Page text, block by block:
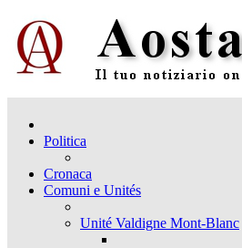
Politica
Cronaca
Comuni e Unités
Unité Valdigne Mont-Blanc